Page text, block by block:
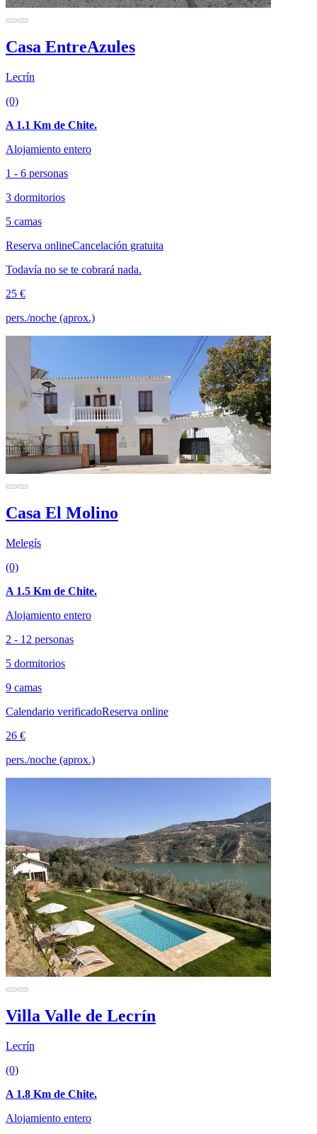
Casa EntreAzules
Lecrín
(0)
A 1.1 Km de Chite.
Alojamiento entero
1 - 6 personas
3 dormitorios
5 camas
Reserva onlineCancelación gratuita
Todavía no se te cobrará nada.
25 €
pers./noche (aprox.)
Casa El Molino
Melegís
(0)
A 1.5 Km de Chite.
Alojamiento entero
2 - 12 personas
5 dormitorios
9 camas
Calendario verificadoReserva online
26 €
pers./noche (aprox.)
Villa Valle de Lecrín
Lecrín
(0)
A 1.8 Km de Chite.
Alojamiento entero